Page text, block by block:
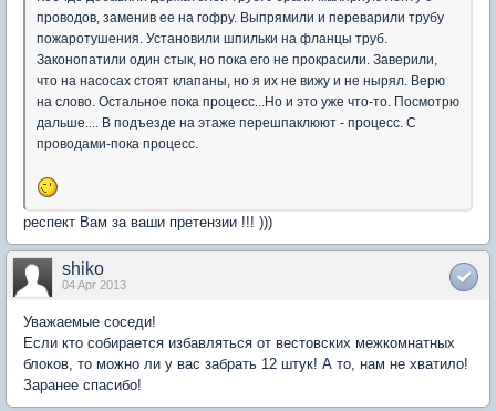
проводов, заменив ее на гофру. Выпрямили и переварили трубу
пожаротушения. Установили шпильки на фланцы труб.
Законопатили один стык, но пока его не прокрасили. Заверили,
что на насосах стоят клапаны, но я их не вижу и не нырял. Верю
на слово. Остальное пока процесс...Но и это уже что-то. Посмотрю
дальше.... В подъезде на этаже перешпаклюют - процесс. С
проводами-пока процесс.
респект Вам за ваши претензии !!! )))
shiko
04 Apr 2013
Уважаемые соседи!
Если кто собирается избавляться от вестовских межкомнатных
блоков, то можно ли у вас забрать 12 штук! А то, нам не хватило!
Заранее спасибо!